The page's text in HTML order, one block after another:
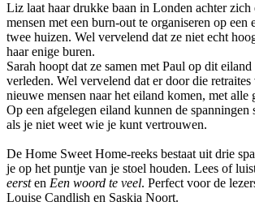
Liz laat haar drukke baan in Londen achter zich
mensen met een burn-out te organiseren op een
twee huizen. Wel vervelend dat ze niet echt
haar enige buren.
Sarah hoopt dat ze samen met Paul op dit
verleden. Wel vervelend dat er door die retraites
nieuwe mensen naar het eiland komen, met alle
Op een afgelegen eiland kunnen de spanningen
als je niet weet wie je kunt vertrouwen.
De Home Sweet Home-reeks bestaat uit drie
je op het puntje van je stoel houden. Lees of
eersten Een woord te veel. Perfect voor de
Louise Candlish en Saskia Noort.